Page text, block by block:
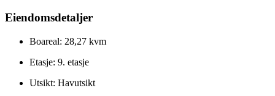
Eiendomsdetaljer
Boareal: 28,27 kvm
Etasje: 9. etasje
Utsikt: Havutsikt